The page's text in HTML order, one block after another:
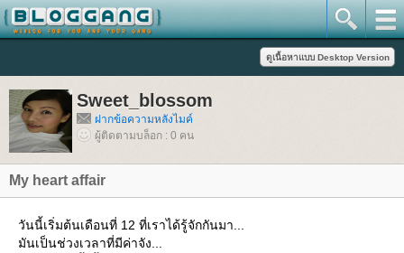
Sweet_blossom
ฝากข้อความหลังไมค์
ผู้ติดตามบล็อก : 0 คน
My heart affair
วันนี้เริ่มต้นเดือนที่ 12 ที่เราได้รู้จักกันมา...
มันเป็นช่วงเวลาที่มีค่าจัง...